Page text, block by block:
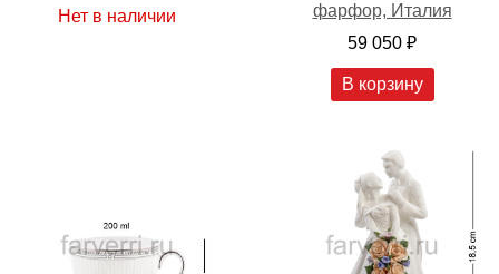
Нет в наличии
фарфор, Италия
59 050 ₽
В корзину